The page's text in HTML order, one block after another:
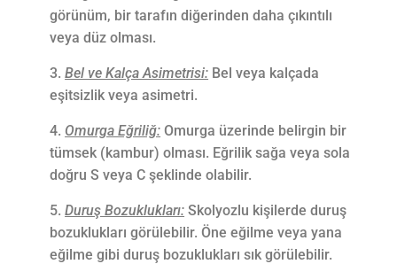
görünüm, bir tarafın diğerinden daha çıkıntılı
veya düz olması.
Bel ve Kalça Asimetrisi: Bel veya kalçada
eşitsizlik veya asimetri.
Omurga Eğriliğ: Omurga üzerinde belirgin bir
tümsek (kambur) olması. Eğrilik sağa veya sola
doğru S veya C şeklinde olabilir.
Duruş Bozuklukları: Skolyozlu kişilerde duruş
bozuklukları görülebilir. Öne eğilme veya yana
eğilme gibi duruş bozuklukları sık görülebilir.